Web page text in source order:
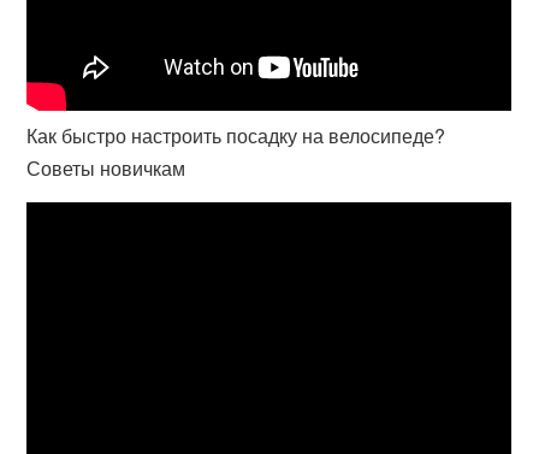
Как быстро настроить посадку на велосипеде?
Советы новичкам